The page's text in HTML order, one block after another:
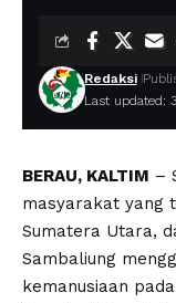
Last updated:
Redaksi
BERAU, KALTIM –
masyarakat yang
Sumatera Utara,
Sambaliung
kemanusiaan